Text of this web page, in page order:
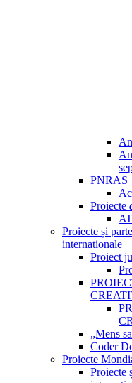
PNRAS
Proiecte
Proiecte și
internationale
Proiect
„Mens
Coder
Proiecte
Proiecte